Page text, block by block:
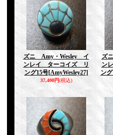
ズニ Amy・Wesley イ
ンレイ ターコイズ リ
ング15号[AmyWesley27]
37,400円(税込)
ズ
ン
ン